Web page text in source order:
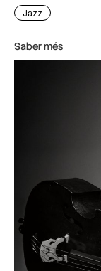
Jazz
Saber més